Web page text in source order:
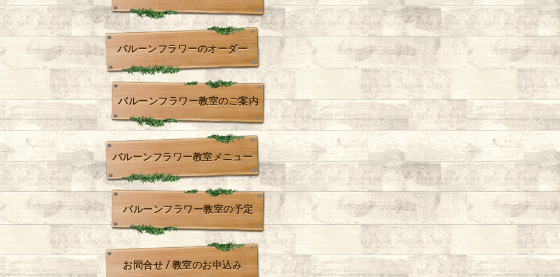
バルーンフラワーのオーダー
バルーンフラワー教室のご案内
バルーンフラワー教室メニュー
バルーンフラワー教室の予定
お問合せ / 教室のお申込み